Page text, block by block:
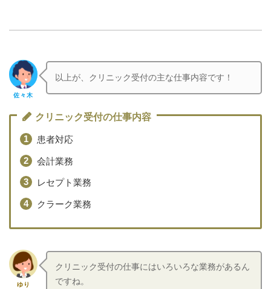
佐々木
以上が、クリニック受付の主な仕事内容です！
クリニック受付の仕事内容
患者対応
会計業務
レセプト業務
クラーク業務
ゆり
クリニック受付の仕事にはいろいろな業務があるん
ですね。